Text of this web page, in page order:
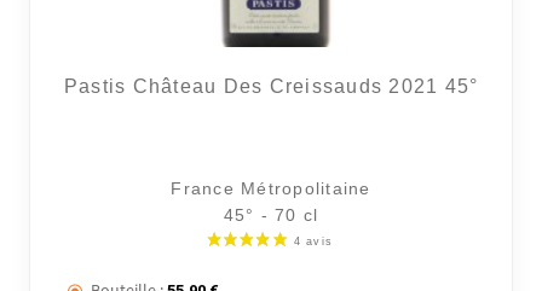
Pastis Château Des Creissauds 2021 45°
France Métropolitaine
45° - 70 cl